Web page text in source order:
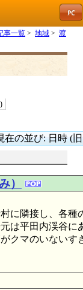
事一覧 > 地域 > 渡
在の並び: 日時 (
）
に隣接し、各種
は平田内渓谷に
クマのいないす